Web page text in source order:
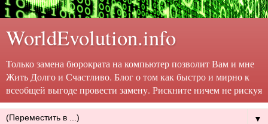
WorldEvolution.info
Только замена бюрократа на компьютер позволит Вам и мне
Жить Долго и Счастливо. Блог о том как быстро и мирно к
всеобщей выгоде провести замену. Рискните ничем не рискуя
▼